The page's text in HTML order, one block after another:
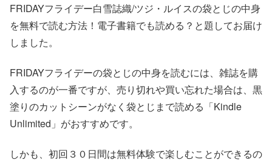
FRIDAYフライデー白雪誌織/ツジ・ルイスの袋とじの中身
を無料で読む方法！電子書籍でも読める？と題してお届け
しました。
FRIDAYフライデーの袋とじの中身を読むには、雑誌を購
入するのが一番ですが、売り切れや買い忘れた場合は、黒
塗りのカットシーンがなく袋とじまで読める「Kindle
Unlimited」がおすすめです。
しかも、初回３０日間は無料体験で楽しむことができるの